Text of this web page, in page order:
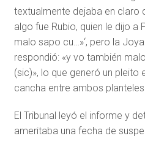
textualmente dejaba en claro
algo fue Rubio, quien le dijo a
malo sapo cu…»‘, pero la
respondió: «y vo también
(sic)», lo que generó un pleito
cancha entre ambos
El Tribunal leyó el informe y
ameritaba una fecha de